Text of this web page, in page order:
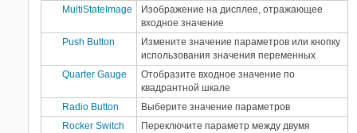
Vehicle Network Toolbox
WLAN Toolbox
MultiStateImage
Изображение на дисплее, отражающее
входное значение
Push Button
Измените значение параметров или кнопку
использования значения переменных
Quarter Gauge
Отобразите входное значение по
квадрантной шкале
Radio Button
Выберите значение параметров
Rocker Switch
Переключите параметр между двумя